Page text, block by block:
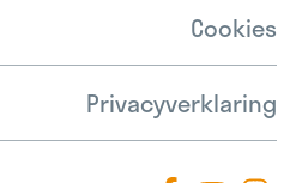
Cookies
Privacyverklaring